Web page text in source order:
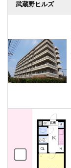
武蔵野ヒルズ